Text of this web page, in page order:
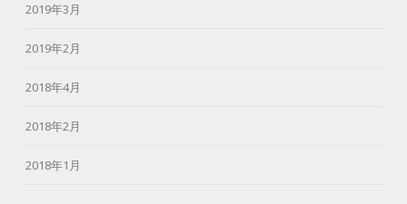
2019年3月
2019年2月
2018年4月
2018年2月
2018年1月